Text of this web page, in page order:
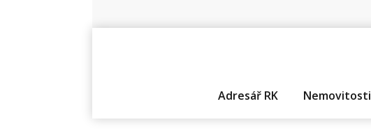
Adresář RK Nemovitosti